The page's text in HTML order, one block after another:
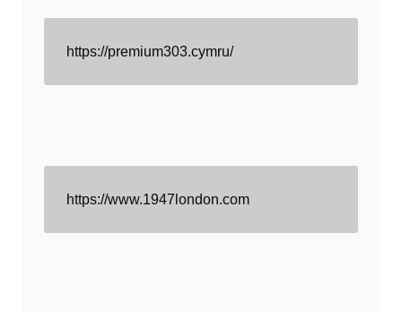
https://premium303.cymru/
https://www.1947london.com